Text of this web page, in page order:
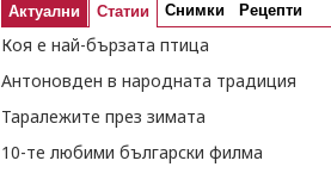
Актуални Статии Снимки Рецепти
Коя е най-бързата птица
Антоновден в народната традиция
Таралежите през зимата
10-те любими български филма